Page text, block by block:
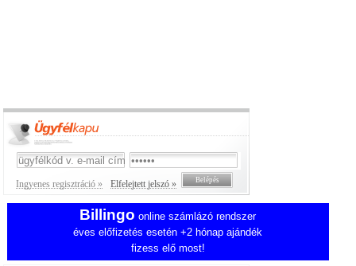
Ingyenes regisztráció » Elfelejtett jelszó »
Billingo online számlázó rendszer
éves előfizetés esetén +2 hónap ajándék
fizess elő most!